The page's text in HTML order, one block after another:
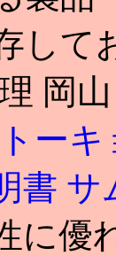
して
岡
ー
書 サ
に優